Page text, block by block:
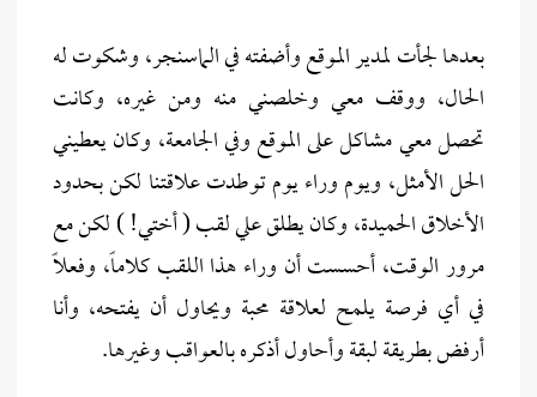
بعدها لجأت لمدير الموقع وأضفته في الماسنجر، وشكوت له
الحال، ووقف معي وخلصني منه ومن غيره، وكانت
تحصل معي مشاكل على الموقع وفي الجامعة، وكان يعطيني
الحل الأمثل، ويوم وراء يوم توطدت علاقتنا لكن بحدود
الأخلاق الحميدة، وكان يطلق علي لقب ( أختي! ) لكن مع
مرور الوقت، أحسست أن وراء هذا اللقب كلاماً، وفعلاً
في أي فرصة يلمح لعلاقة محبة ويحاول أن يفتحه، وأنا
أرفض بطريقة لبقة وأحاول أذكره بالعواقب وغيرها.